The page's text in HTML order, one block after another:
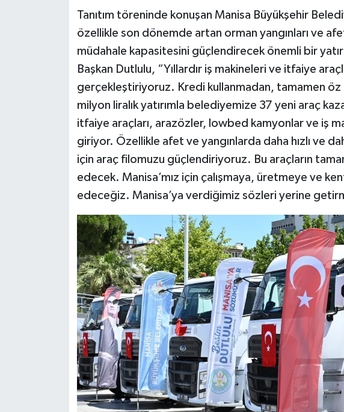
Tanıtım töreninde konuşan Manisa Büyükşehir
özellikle son dönemde artan orman yangınları ve
müdahale kapasitesini güçlendirecek önemli bir
Başkan Dutlulu, “Yıllardır iş makineleri ve itfaiye
gerçekleştiriyoruz. Kredi kullanmadan, tamamen öz
milyon liralık yatırımla belediyemize 37 yeni araç
itfaiye araçları, arazözler, lowbed kamyonlar ve iş
giriyor. Özellikle afet ve yangınlarda daha hızlı ve
için araç filomuzu güçlendiriyoruz. Bu araçların
edecek. Manisa’mız için çalışmaya, üretmeye ve
edeceğiz. Manisa’ya verdiğimiz sözleri yerine